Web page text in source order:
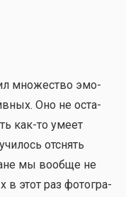
мно­же­ство эмо­
Оно не оста­
как-то уме­ет
отснять
мы вооб­ще не
в этот раз фото­гра­